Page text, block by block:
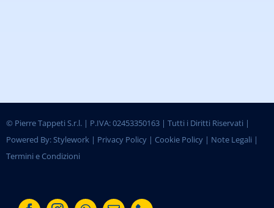
© Pierre Tappeti S.r.l. | P.IVA: 02453350163 | Tutti i Diritti Riservati |
Powered By:Stylework| Privacy Policy| Cookie Policy| Note Legali |
Termini e Condizioni